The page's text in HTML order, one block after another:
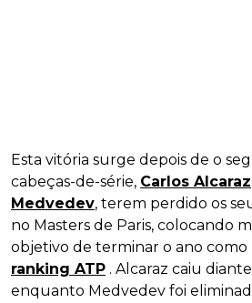
Esta vitória surge depois de o
cabeças-de-série, Carlos Alcaraz
Medvedev, terem perdido os
no Masters de Paris, colocando
objetivo de terminar o ano como
ranking ATP . Alcaraz caiu
enquanto Medvedev foi